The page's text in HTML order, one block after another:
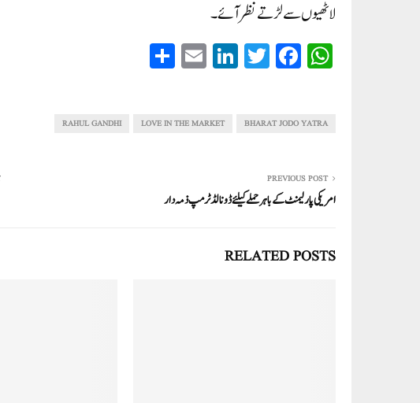
لاٹھیوں سے لڑتے نظر آئے۔
W
ha
A
Fa
ce
ok
T
wi
Li
nk
In
E
m
BHARAT JODO YATRA
LOVE IN THE MARKET
RAHUL GANDHI
PREVIOUS POST
امریکی پارلیمنٹ کے باہر حملے کیلئے ڈونالڈ ٹرمپ ذمہ دار
RELATED POSTS